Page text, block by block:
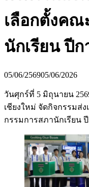
เลือกตั้งคณ
นักเรียน ปีก
05/06/256905/06/2026
วันศุกร์ที่ 5 มิถุนายน
เชียงใหม่ จัดกิจกรรมส่
กรรมการสภานักเรียน